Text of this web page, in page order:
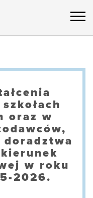
oraz w
w roku
2026.